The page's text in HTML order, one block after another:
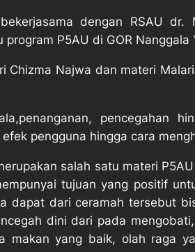
dengan RSAU dr.
P5AU di GOR Nanggala
Chizma Najwa dan materi
pencegahan
pengguna hingga cara
salah satu materi
tujuan yang positif
dapat dari ceramah tersebut
dini dari pada
makan yang baik, olah raga